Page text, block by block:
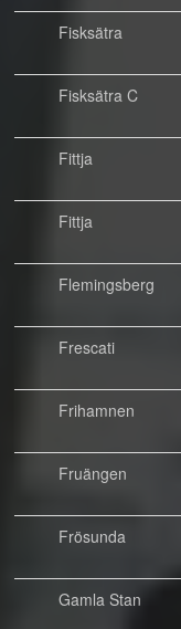
Fisksätra
Fisksätra C
Fittja
Fittja
Flemingsberg
Frescati
Frihamnen
Fruängen
Frösunda
Gamla Stan